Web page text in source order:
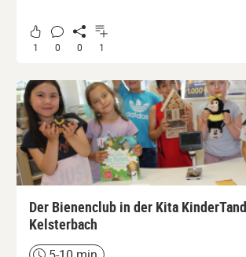
1 0 0 1
Der Bienenclub in der Kita
Kelsterbach